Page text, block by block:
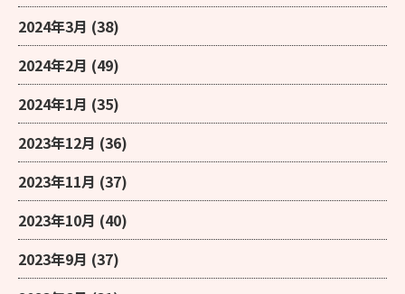
2024年3月 (38)
2024年2月 (49)
2024年1月 (35)
2023年12月 (36)
2023年11月 (37)
2023年10月 (40)
2023年9月 (37)